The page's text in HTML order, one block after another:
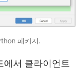
패키지.
에서 클라이언트